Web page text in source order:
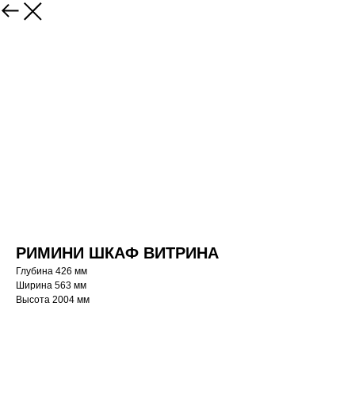
РИМИНИ ШКАФ ВИТРИНА
Глубина 426 мм
Ширина 563 мм
Высота 2004 мм